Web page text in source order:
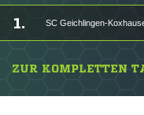
1. SC Geichlingen-
ZUR KOMPLETTEN